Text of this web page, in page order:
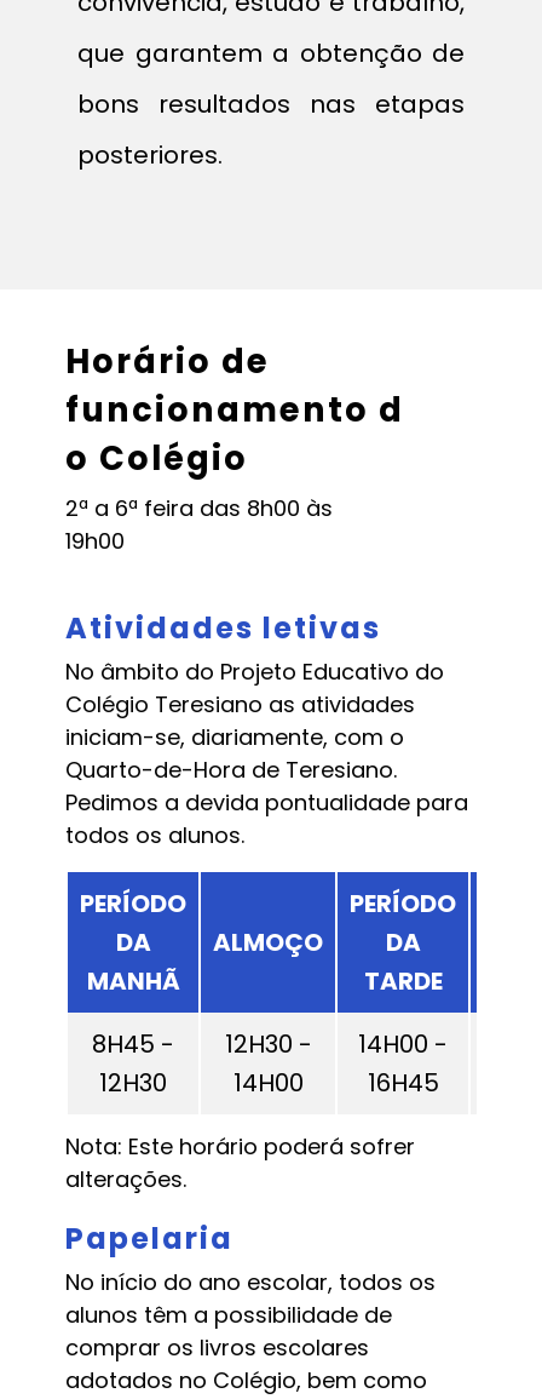
que garantem a obtenção de
bons resultados nas etapas
posteriores.
Horário de
funcionamento d​
o C​olégio
2ª a 6ª feira das 8h00 às
19h00
Atividades letivas
No âmbito do Projeto Educativo do
Colégio Teresiano as atividades
iniciam-se, diariamente, com o
Quarto-de-Hora de Teresiano.
Pedimos a devida pontualidade para
todos os alunos.
PERÍODO
DA
MANHÃ
ALMOÇO
PERÍODO
DA
TARDE
8H45 -
12H30
12H30 -
14H00
14H00 -
16H45
Nota: Este horário poderá sofrer
alterações.
Papelaria
No início do ano escolar, todos os
alunos têm a possibilidade de
comprar os livros escolares
adotados no Colégio, bem como